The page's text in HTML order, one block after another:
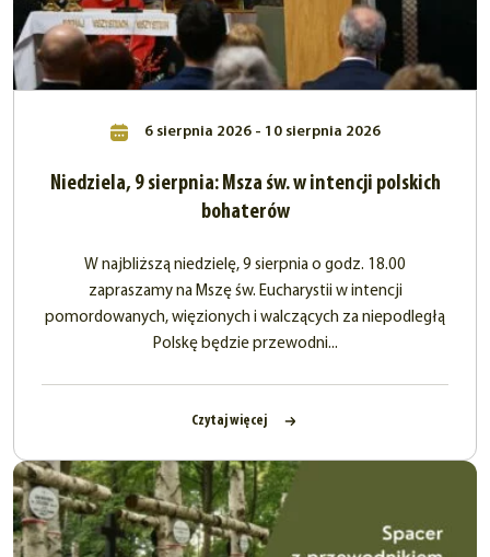
6 sierpnia 2026 - 10 sierpnia 2026
Niedziela, 9 sierpnia: Msza św. w intencji polskich
bohaterów
W najbliższą niedzielę, 9 sierpnia o godz. 18.00
zapraszamy na Mszę św. Eucharystii w intencji
pomordowanych, więzionych i walczących za niepodległą
Polskę będzie przewodni...
Czytaj więcej